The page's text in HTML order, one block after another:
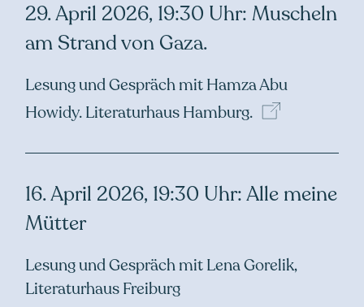
29. April 2026, 19:30 Uhr: Muscheln
am Strand von Gaza.
Lesung und Gespräch mit Hamza Abu
Howidy. Literaturhaus Hamburg.
16. April 2026, 19:30 Uhr: Alle meine
Mütter
Lesung und Gespräch mit Lena Gorelik,
Literaturhaus Freiburg